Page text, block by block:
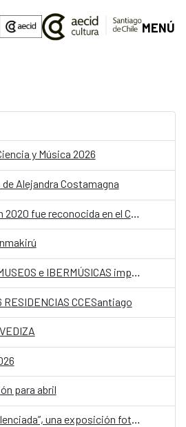
MENÚ
y Música 2026
Alejandra Costamagna
IBERESCENA, IBERMUSEOS e IBERMÚSICAS impulsan proyecto para analizar la participación de las mujeres en la gestión cultural
RESIDENCIAS CCESantiago
para abril
“Gaza, la mirada no silenciada”, una exposición fotográfica en el CCESantiago para despertar conciencias sobre la devastación del territorio palestino